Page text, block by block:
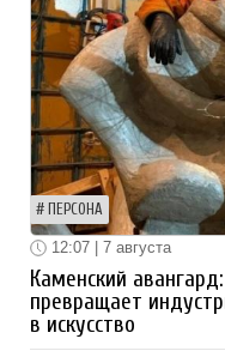
ПЕРСОНА
12:07 | 7 августа
Каменский
превращает
в искусство